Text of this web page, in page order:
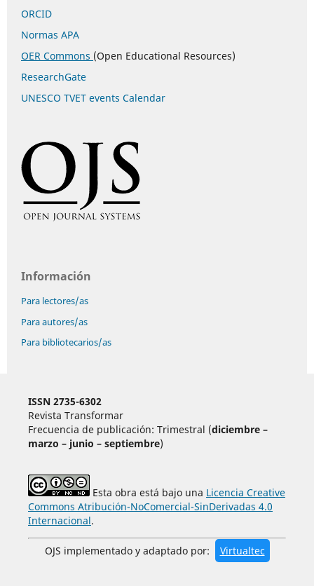
ORCID
Normas APA
OER Commons (Open Educational Resources)
ResearchGate
UNESCO TVET events Calendar
Información
Para lectores/as
Para autores/as
Para bibliotecarios/as
ISSN 2735-6302
Revista Transformar
Frecuencia de publicación: Trimestral (diciembre –
marzo – junio – septiembre)
Esta obra está bajo una Licencia Creative
Commons Atribución-NoComercial-SinDerivadas 4.0
Internacional.
OJS implementado y adaptado por: Virtualtec